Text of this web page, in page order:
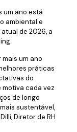
um ano está
ambiental e
de 2026, a
mais um ano
práticas
do
motiva cada vez
de longo
sustentável,
Diretor de RH